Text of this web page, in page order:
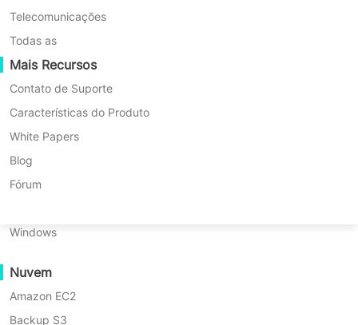
Migração C2V
Migração P2C
Recuperabilidade
Verificação de Recuperação de VM
Verificação de Recuperação do SO
Segurança de Dados
Backup para a Nuvem
Conformidade com o GDPR
Oracle OLVM
XenServer/Citrix Hypervisor
KayGrid
InCloud Sphere
Arcfra
FusionOne Compute
NexaVM
Servidor Físico
Windows
Nuvem
Amazon EC2
Backup S3
Telecomunicações
Todas as
Mais Recursos
Contato de Suporte
Características do Produto
White Papers
Blog
Fórum
Windows Backup